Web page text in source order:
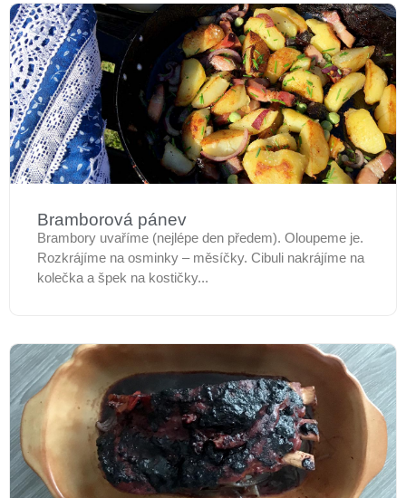
Bramborová pánev
Brambory uvaříme (nejlépe den předem). Oloupeme je.
Rozkrájíme na osminky – měsíčky. Cibuli nakrájíme na
kolečka a špek na kostičky...